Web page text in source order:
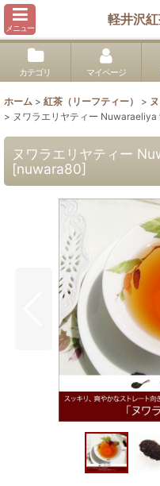
メニュー
軽井沢
カテゴリ マイページ
ホーム > 紅茶（リーフティー） >
> ヌワラエリヤティー Nuwaraeliya
ヌワラエリヤティー
[nuwara80]